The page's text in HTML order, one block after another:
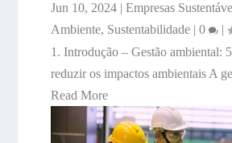
Jun 10, 2024| Empresas
Ambiente, Sustentabilidade| 0
|
1. Introdução – Gestão ambiental:
reduzir os impactos ambientais A
Read More